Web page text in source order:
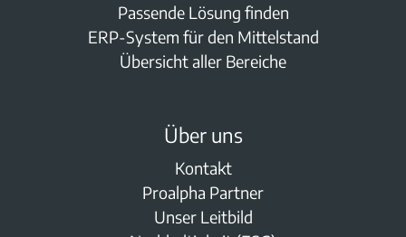
Passende Lösung finden
ERP-System für den Mittelstand
Übersicht aller Bereiche
Über uns
Kontakt
Proalpha Partner
Unser Leitbild